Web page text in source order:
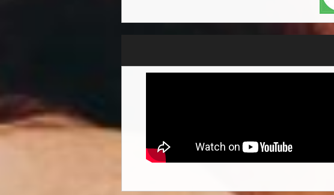
びました。フィオナのキャリアは、彼女
「ロッキング・ウィリー・アンド・ザ・
これと並行して、若者の教育にも情熱を
ックの会長を約9年間務め、エド・シーラ